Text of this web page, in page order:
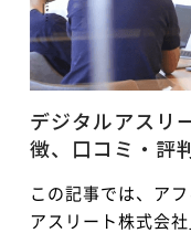
デジタルアスリ
徴、口コミ・評
この記事では、ア
アスリート株式会